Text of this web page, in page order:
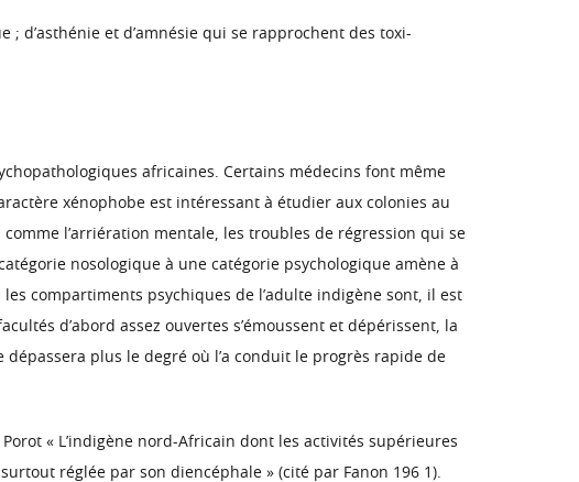
d’asthénie et d’amnésie qui se rapprochent des toxi-
africaines. Certains médecins font même
xénophobe est intéressant à étudier aux colonies au
l’arriération mentale, les troubles de régression qui se
nosologique à une catégorie psychologique amène à
compartiments psychiques de l’adulte indigène sont, il est
d’abord assez ouvertes s’émoussent et dépérissent, la
plus le degré où l’a conduit le progrès rapide de
« L’indigène nord-Africain dont les activités supérieures
réglée par son diencéphale » (cité par Fanon 196 1).